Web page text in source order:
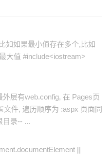
如如果最小值存在多个,比如
大值 #include<iostream>
层有web.config, 在 Pages页
文件, 遍历顺序为 :aspx 页面同
目录-- ...
||